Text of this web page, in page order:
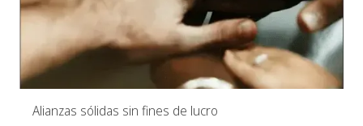
Alianzas sólidas sin fines de lucro